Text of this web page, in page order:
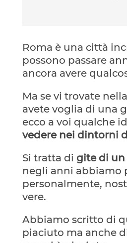
Roma è una città
possono passare
ancora avere
Ma se vi trovate
avete voglia di una
ecco a voi qualche
vedere nei dintorni
Si tratta di gite di
negli anni abbiamo
personalmente,
vere.
Abbiamo scritto di
piaciuto ma anche